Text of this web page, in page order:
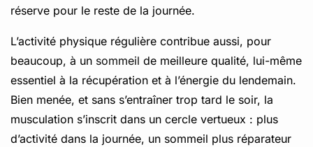
réserve pour le reste de la journée.
L’activité physique régulière contribue aussi, pour
beaucoup, à un sommeil de meilleure qualité, lui-même
essentiel à la récupération et à l’énergie du lendemain.
Bien menée, et sans s’entraîner trop tard le soir, la
musculation s’inscrit dans un cercle vertueux : plus
d’activité dans la journée, un sommeil plus réparateur